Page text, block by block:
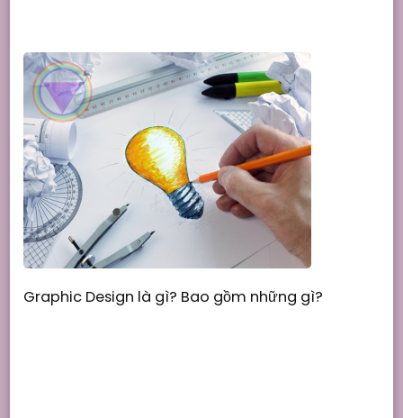
Graphic Design là gì? Bao gồm những gì?